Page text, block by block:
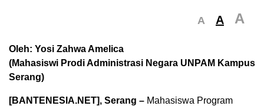
A A A
Oleh: Yosi Zahwa Amelica
(Mahasiswi Prodi Administrasi Negara UNPAM Kampus
Serang)
[BANTENESIA.NET], Serang – Mahasiswa Program